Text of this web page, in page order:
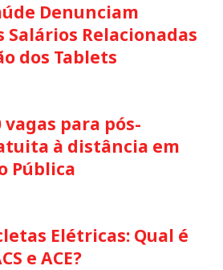
Denunciam
Salários Relacionadas
dos Tablets
vagas para pós-
à distância em
Pública
Elétricas: Qual é
e ACE?